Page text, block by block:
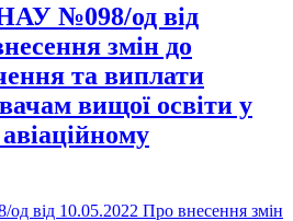
№098/од від
змін до
та виплати
вищої освіти у
від 10.05.2022 Про внесення змін